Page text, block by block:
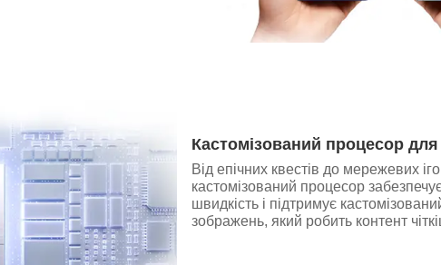
Кастомізований процесор
Від епічних квестів до мережевих
кастомізований процесор
швидкість і підтримує
зображень, який робить контент